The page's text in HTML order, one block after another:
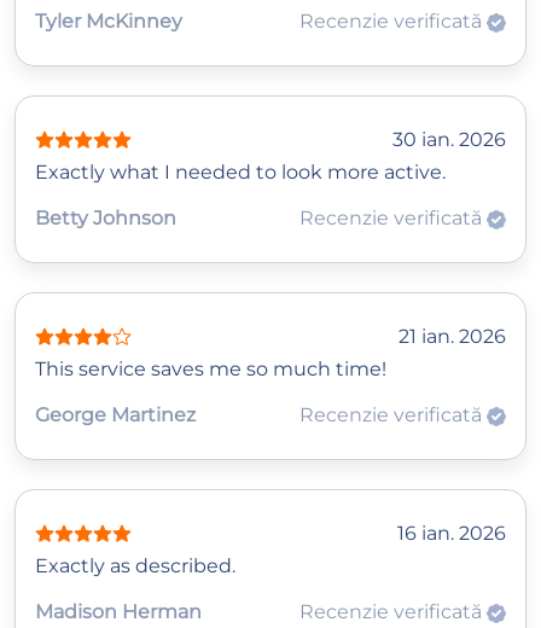
Tyler McKinney
Recenzie verificată
30 ian. 2026
Exactly what I needed to look more active.
Betty Johnson
Recenzie verificată
21 ian. 2026
This service saves me so much time!
George Martinez
Recenzie verificată
16 ian. 2026
Exactly as described.
Madison Herman
Recenzie verificată